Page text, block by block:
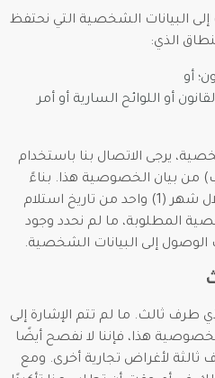
البيانات الشخصية التي نحتفظ
الذي:
أو
أو اللوائح السارية أو أمر
يرجى الاتصال بنا باستخدام
الواردة في الفقرة 1 (ب) من بيان الخصوصية هذا. بناءً
على طلبك، سوف نتصل بك خلال شهر (1) واحد من تاريخ استلام
المطلوبة، ما لم نحدد وجود
إلى البيانات الشخصية.
طرف ثالث. ما لم تتم الإشارة إلى
هذا، فإننا لا نفصح أيضًا
ثالثة لأغراض تجارية أخرى. ومع